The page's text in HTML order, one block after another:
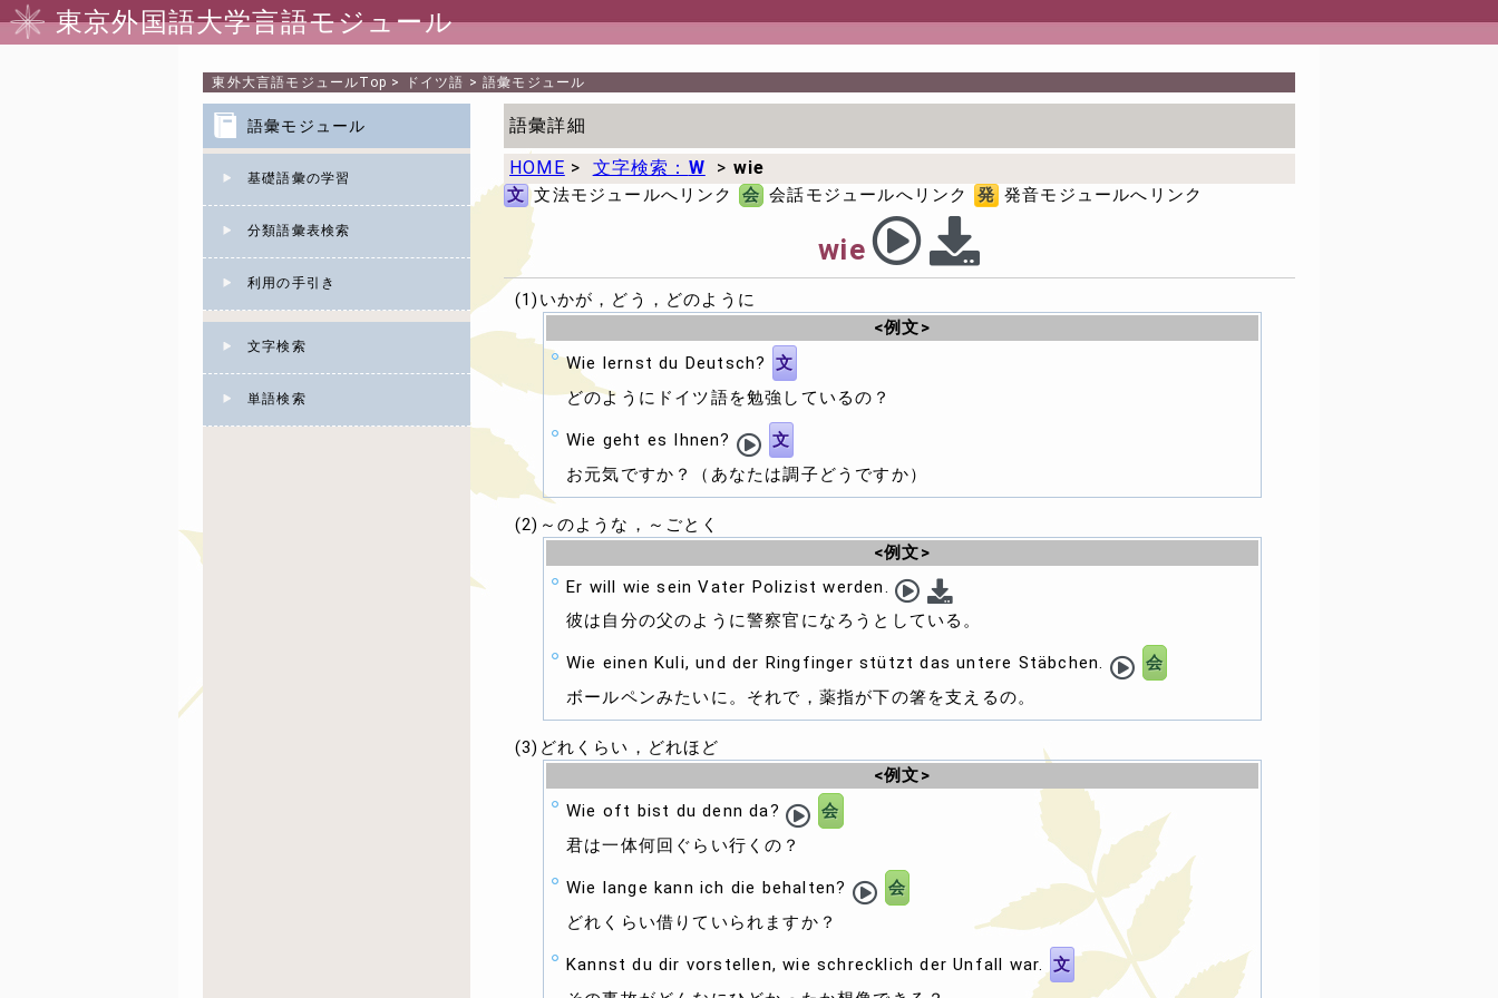
東京外国語大学言語モジュール
東外大言語モジュールTop > ドイツ語 >語彙モジュール
語彙モジュール
基礎語彙の学習
分類語彙表検索
利用の手引き
文字検索
単語検索
語彙詳細
HOME > 文字検索： W > wie
文 文法モジュールへリンク 会 会話モジュールへリンク 発 発音モジュールへリンク
wie
(1)いかが，どう，どのように
<例文>
Wie lernst du Deutsch?
文
どのようにドイツ語を勉強しているの？
Wie geht es Ihnen? 文
お元気ですか？（あなたは調子どうですか）
(2)～のような，～ごとく
<例文>
Er will wie sein Vater Polizist werden.
彼は自分の父のように警察官になろうとしている。
Wie einen Kuli, und der Ringfinger stützt das untere Stäbchen. 会
ボールペンみたいに。それで，薬指が下の箸を支えるの。
(3)どれくらい，どれほど
<例文>
Wie oft bist du denn da?
会
君は一体何回ぐらい行くの？
Wie lange kann ich die behalten? 会
どれくらい借りていられますか？
Kannst du dir vorstellen, wie schrecklich der Unfall war. 文